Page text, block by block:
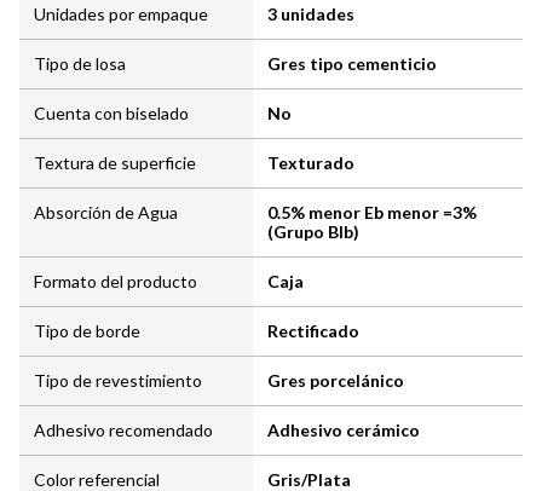
Unidades por empaque 3 unidades
Tipo de losa Gres tipo cementicio
Cuenta con biselado No
Textura de superficie Texturado
Absorción de Agua
0.5% menor Eb menor =3%
(Grupo BIb)
Formato del producto Caja
Tipo de borde Rectificado
Tipo de revestimiento Gres porcelánico
Adhesivo recomendado Adhesivo cerámico
Color referencial Gris/Plata